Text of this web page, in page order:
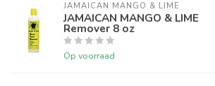
JAMAICAN MANGO & LIME
JAMAICAN MANGO & LIME
Remover 8 oz
Op voorraad